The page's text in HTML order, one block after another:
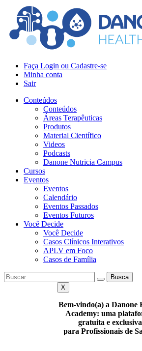
Faça Login ou Cadastre-se
Minha conta
Sair
Conteúdos
Conteúdos
Áreas Terapêuticas
Produtos
Material Científico
Videos
Podcasts
Danone Nutricia Campus
Cursos
Eventos
Eventos
Calendário
Eventos Passados
Eventos Futuros
Você Decide
Você Decide
Casos Clínicos Interativos
APLV em Foco
Casos de Família
Busca
X
Bem-vindo(a) a Danone
Academy: uma
gratuita e exclusiva
para Profissionais de